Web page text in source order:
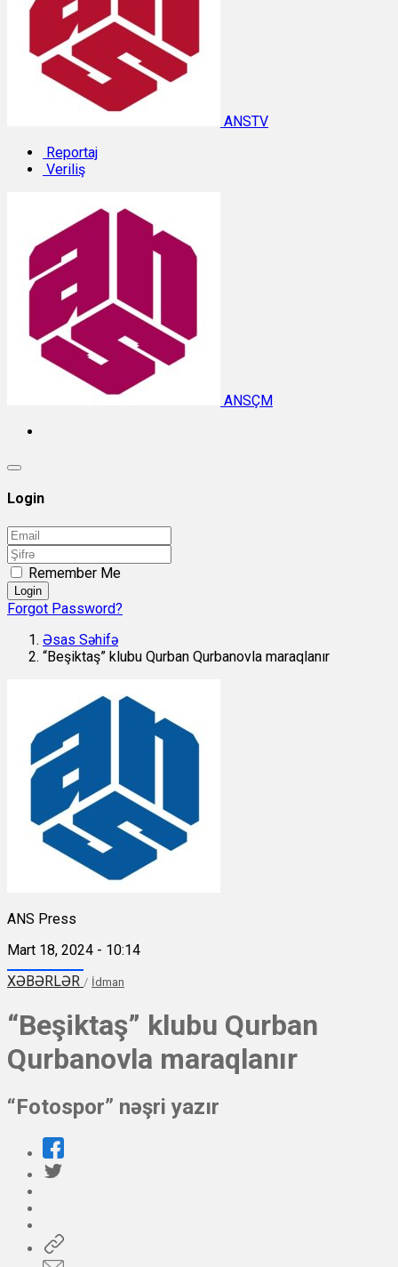
ANSTV
Reportaj
Veriliş
ANSÇM
Login
Remember Me
Login
Forgot Password?
Əsas Səhifə
“Beşiktaş” klubu Qurban Qurbanovla maraqlanır
ANS Press
Mart 18, 2024 - 10:14
XƏBƏRLƏR / İdman
“Beşiktaş” klubu Qurban
Qurbanovla maraqlanır
“Fotospor” nəşri yazır